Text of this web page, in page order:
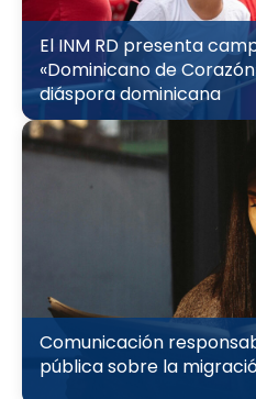
El INM RD presenta
«Dominicano de
diáspora dominicana
Comunicación
pública sobre la